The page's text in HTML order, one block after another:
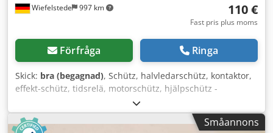
Wiefelstede 997 km 110 €
Fast pris plus moms
Förfråga Ringa
Skick: bra (begagnad), Schütz, halvledarschütz, kontaktor,
effekt-schütz, tidsrelä, motorschütz, hjälpschütz -
Tillverkare: Siemens, tidsrelä -Typ: 3RP1540-1AN31 -Antal:
1 st. finns i lager -Kartongens mått: 105/90/H30 mm
Codpfxozmtico Ak Hoha -Vikt: 0,1 kg/st.
Småannons